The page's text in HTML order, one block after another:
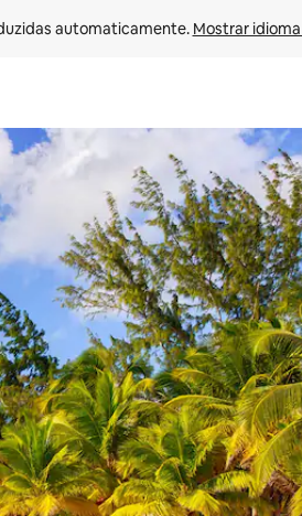
automaticamente. Mostrar
e para baixo do teclado ou tocando e